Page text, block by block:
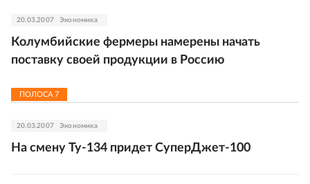
20.03.2007 Экономика
Колумбийские фермеры намерены начать
поставку своей продукции в Россию
ПОЛОСА 7
20.03.2007 Экономика
На смену Ту-134 придет СуперДжет-100